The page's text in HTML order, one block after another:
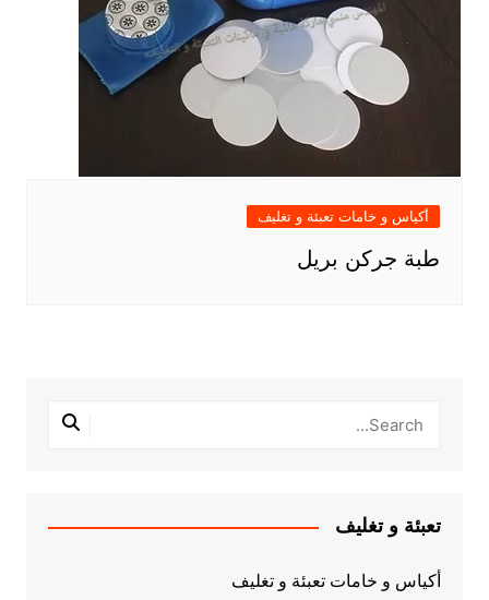
أكياس و خامات تعبئة و تغليف
طبة جركن بريل
تعبئة و تغليف
أكياس و خامات تعبئة و تغليف